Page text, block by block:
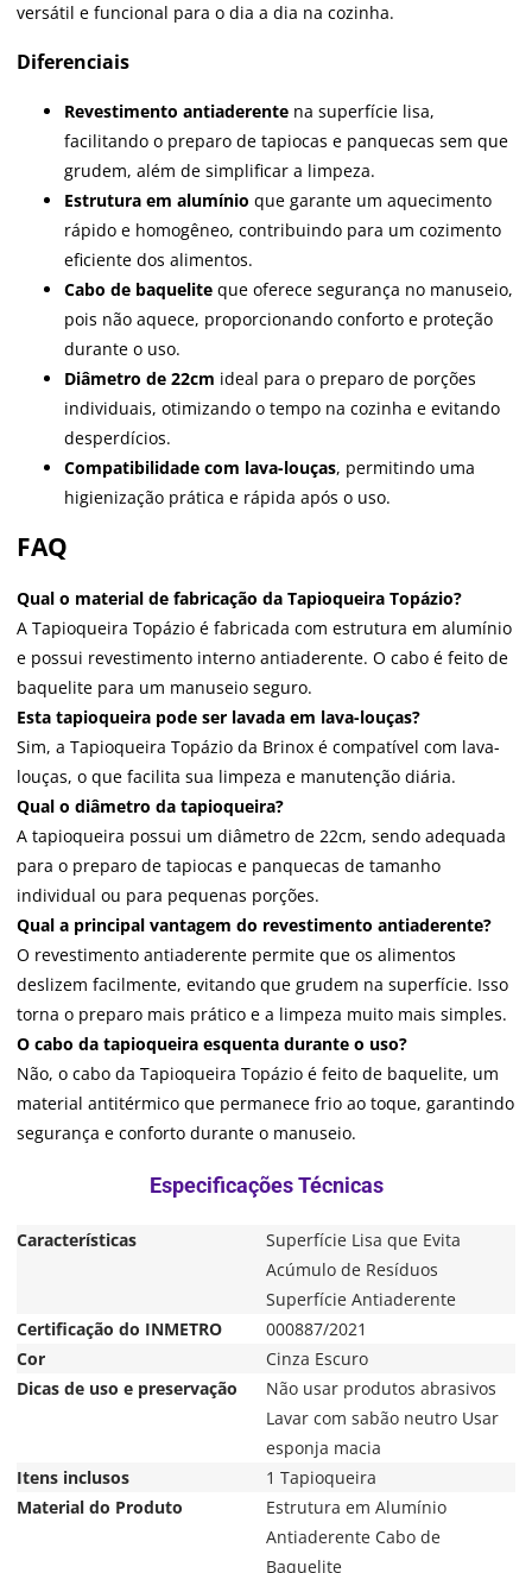
versátil e funcional para o dia a dia na cozinha.
Diferenciais
Revestimento antiaderente na superfície lisa,
facilitando o preparo de tapiocas e panquecas sem que
grudem, além de simplificar a limpeza.
Estrutura em alumínio que garante um aquecimento
rápido e homogêneo, contribuindo para um cozimento
eficiente dos alimentos.
Cabo de baquelite que oferece segurança no manuseio,
pois não aquece, proporcionando conforto e proteção
durante o uso.
Diâmetro de 22cm ideal para o preparo de porções
individuais, otimizando o tempo na cozinha e evitando
desperdícios.
Compatibilidade com lava-louças, permitindo uma
higienização prática e rápida após o uso.
FAQ
Qual o material de fabricação da Tapioqueira Topázio?
A Tapioqueira Topázio é fabricada com estrutura em alumínio
e possui revestimento interno antiaderente. O cabo é feito de
baquelite para um manuseio seguro.
Esta tapioqueira pode ser lavada em lava-louças?
Sim, a Tapioqueira Topázio da Brinox é compatível com lava-
louças, o que facilita sua limpeza e manutenção diária.
Qual o diâmetro da tapioqueira?
A tapioqueira possui um diâmetro de 22cm, sendo adequada
para o preparo de tapiocas e panquecas de tamanho
individual ou para pequenas porções.
Qual a principal vantagem do revestimento antiaderente?
O revestimento antiaderente permite que os alimentos
deslizem facilmente, evitando que grudem na superfície. Isso
torna o preparo mais prático e a limpeza muito mais simples.
O cabo da tapioqueira esquenta durante o uso?
Não, o cabo da Tapioqueira Topázio é feito de baquelite, um
material antitérmico que permanece frio ao toque, garantindo
segurança e conforto durante o manuseio.
Características
Superfície Lisa que Evita
Acúmulo de Resíduos
Superfície Antiaderente
Certificação do INMETRO
000887/2021
Cor
Cinza Escuro
Dicas de uso e preservação
Não usar produtos abrasivos
Lavar com sabão neutro Usar
esponja macia
Itens inclusos
1 Tapioqueira
Material do Produto
Estrutura em Alumínio
Antiaderente Cabo de
Baquelite